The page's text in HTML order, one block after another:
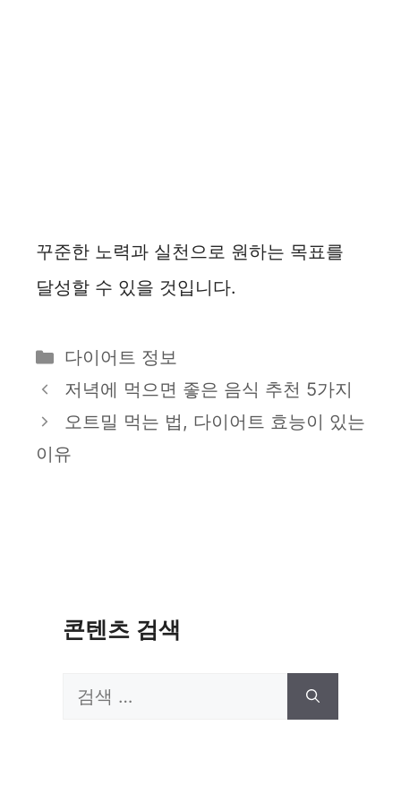
꾸준한 노력과 실천으로 원하는 목표를
달성할 수 있을 것입니다.
카
테
리
다이어트 정보
저녁에 먹으면 좋은 음식 추천 5가지
오트밀 먹는 법, 다이어트 효능이 있는
이유
콘텐츠 검색
검